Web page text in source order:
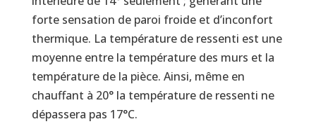
forte sensation de paroi froide et d’inconfort
thermique. La température de ressenti est une
moyenne entre la température des murs et la
température de la pièce. Ainsi, même en
chauffant à 20° la température de ressenti ne
dépassera pas 17°C.